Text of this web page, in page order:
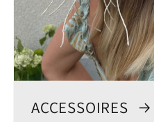
ACCESSOIRES